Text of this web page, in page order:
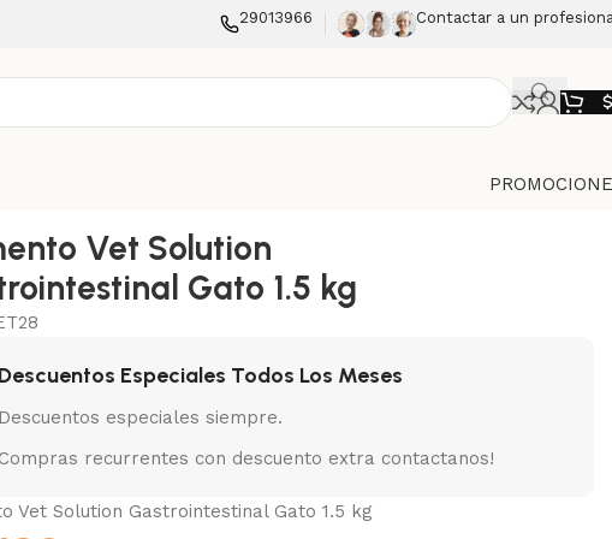
29013966 Contactar a un
$
Vet Solution
Gato 1.5 kg
Descuentos Especiales Todos Los Meses
Descuentos especiales siempre.
Compras recurrentes con descuento extra contactanos!
Vet Solution Gastrointestinal Gato 1.5 kg